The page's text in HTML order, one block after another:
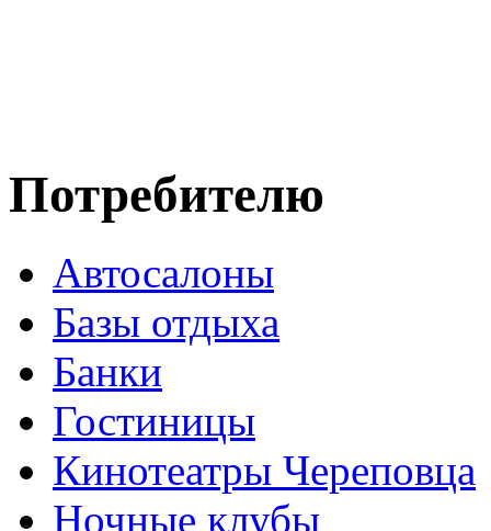
Потребителю
Автосалоны
Базы отдыха
Банки
Гостиницы
Кинотеатры Череповца
Ночные клубы